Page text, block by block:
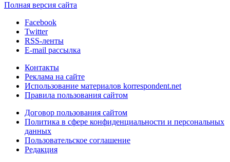
Полная версия сайта
Facebook
Twitter
RSS-ленты
E-mail рассылка
Контакты
Реклама на сайте
Использование материалов korrespondent.net
Правила пользования сайтом
Договор пользования сайтом
Политика в сфере конфиденциальности и персональных
данных
Пользовательское соглашение
Редакция